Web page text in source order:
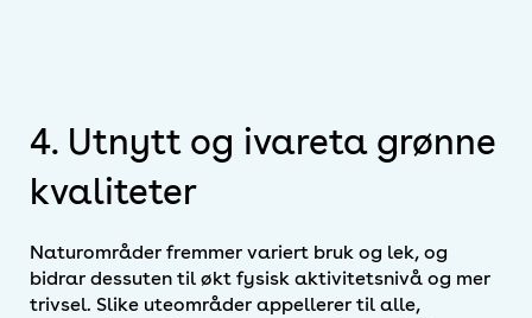
4. Utnytt og ivareta grønne
kvaliteter
Naturområder fremmer variert bruk og lek, og
bidrar dessuten til økt fysisk aktivitetsnivå og mer
trivsel. Slike uteområder appellerer til alle,